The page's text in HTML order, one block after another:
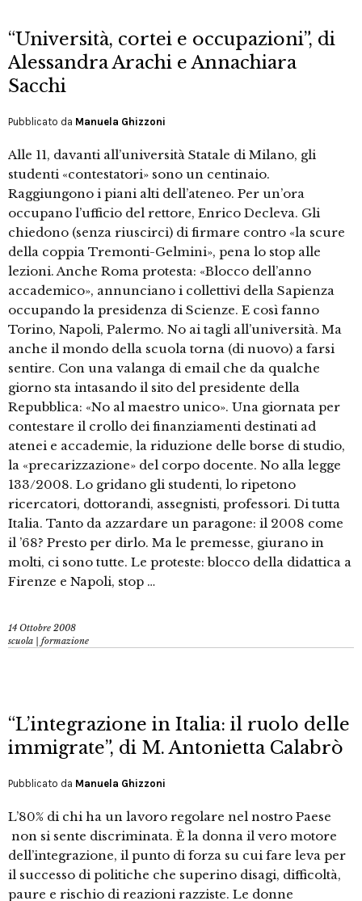
“Università, cortei e occupazioni”, di
Alessandra Arachi e Annachiara
Sacchi
Pubblicato da Manuela Ghizzoni
Alle 11, davanti all’università Statale di Milano, gli
studenti «contestatori» sono un centinaio.
Raggiungono i piani alti dell’ateneo. Per un’ora
occupano l’ufficio del rettore, Enrico Decleva. Gli
chiedono (senza riuscirci) di firmare contro «la scure
della coppia Tremonti-Gelmini», pena lo stop alle
lezioni. Anche Roma protesta: «Blocco dell’anno
accademico», annunciano i collettivi della Sapienza
occupando la presidenza di Scienze. E così fanno
Torino, Napoli, Palermo. No ai tagli all’università. Ma
anche il mondo della scuola torna (di nuovo) a farsi
sentire. Con una valanga di email che da qualche
giorno sta intasando il sito del presidente della
Repubblica: «No al maestro unico». Una giornata per
contestare il crollo dei finanziamenti destinati ad
atenei e accademie, la riduzione delle borse di studio,
la «precarizzazione» del corpo docente. No alla legge
133/2008. Lo gridano gli studenti, lo ripetono
ricercatori, dottorandi, assegnisti, professori. Di tutta
Italia. Tanto da azzardare un paragone: il 2008 come
il ’68? Presto per dirlo. Ma le premesse, giurano in
molti, ci sono tutte. Le proteste: blocco della didattica a
Firenze e Napoli, stop …
14 Ottobre 2008
scuola | formazione
“L’integrazione in Italia: il ruolo delle
immigrate”, di M. Antonietta Calabrò
Pubblicato da Manuela Ghizzoni
L’80% di chi ha un lavoro regolare nel nostro Paese
non si sente discriminata. È la donna il vero motore
dell’integrazione, il punto di forza su cui fare leva per
il successo di politiche che superino disagi, difficoltà,
paure e rischio di reazioni razziste. Le donne